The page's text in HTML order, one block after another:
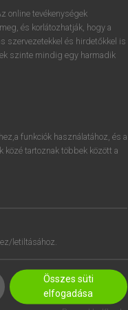
elindításához
ésbelépek.
online tevékenységek
és korlátozhatják, hogy a
szervezetekkel és hirdetőkkel is
szinte mindig egy harmadik
funkciók használatához, és a
tartoznak többek között a
letiltásához.
Összes süti
elfogadása